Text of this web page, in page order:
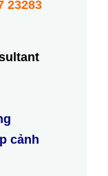
23283
cảnh